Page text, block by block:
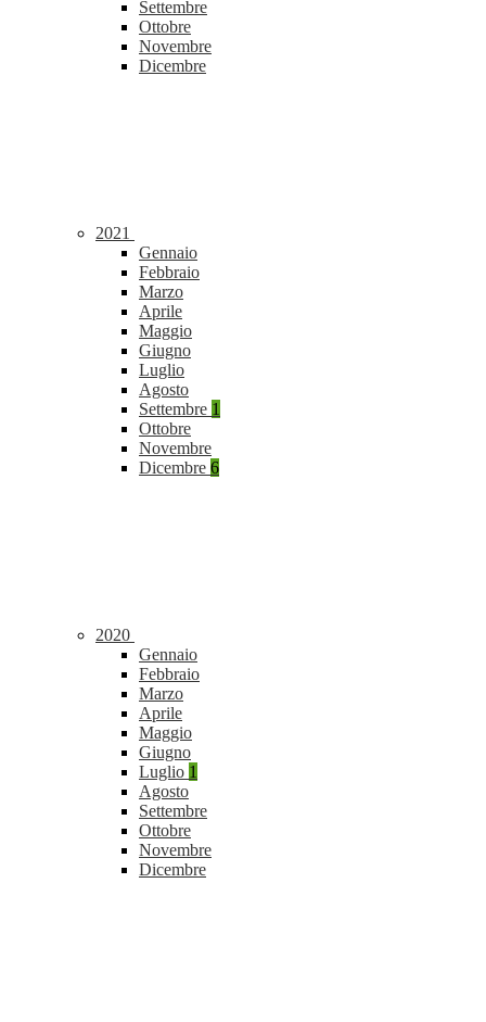
Settembre
Ottobre
Novembre
Dicembre
2021
Gennaio
Febbraio
Marzo
Aprile
Maggio
Giugno
Luglio
Agosto
Settembre 1
Ottobre
Novembre
Dicembre 6
2020
Gennaio
Febbraio
Marzo
Aprile
Maggio
Giugno
Luglio 1
Agosto
Settembre
Ottobre
Novembre
Dicembre